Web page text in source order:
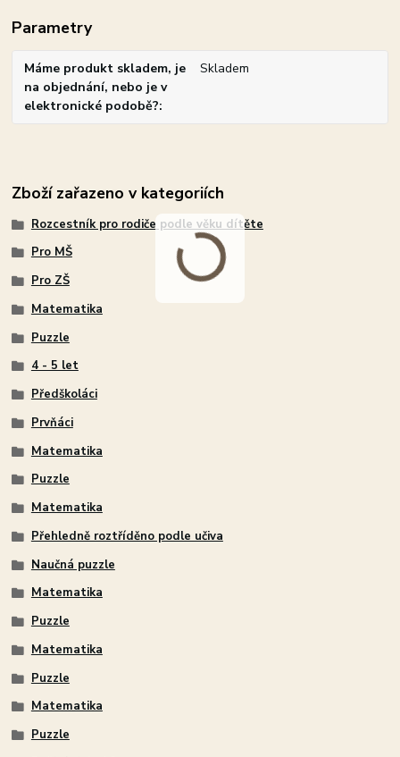
Parametry
Máme produkt skladem, je
na objednání, nebo je v
elektronické podobě?
Skladem
Zboží zařazeno v kategoriích
Rozcestník pro rodiče podle věku dítěte
Pro MŠ
Pro ZŠ
Matematika
Puzzle
4 - 5 let
Předškoláci
Prvňáci
Matematika
Puzzle
Matematika
Přehledně roztříděno podle učiva
Naučná puzzle
Matematika
Puzzle
Matematika
Puzzle
Matematika
Puzzle